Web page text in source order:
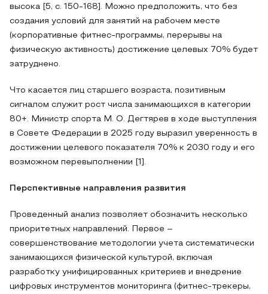
высока [5, с. 150-168]. Можно предположить, что без
создания условий для занятий на рабочем месте
(корпоративные фитнес-программы, перерывы на
физическую активность) достижение целевых 70% будет
затруднено.
Что касается лиц старшего возраста, позитивным
сигналом служит рост числа занимающихся в категории
80+. Министр спорта М. О. Дегтярев в ходе выступления
в Совете Федерации в 2025 году выразил уверенность в
достижении целевого показателя 70% к 2030 году и его
возможном перевыполнении [1].
Перспективные направления развития
Проведенный анализ позволяет обозначить несколько
приоритетных направлений. Первое –
совершенствование методологии учета систематически
занимающихся физической культурой, включая
разработку унифицированных критериев и внедрение
цифровых инструментов мониторинга (фитнес-трекеры,